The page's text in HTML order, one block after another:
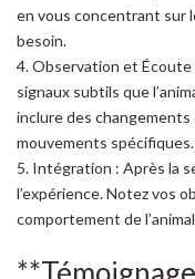
en vous concentrant sur
besoin.
4. Observation et
signaux subtils que
inclure des
mouvements spécifiques.
5. Intégration : Après la
l’expérience. Notez vos
comportement de